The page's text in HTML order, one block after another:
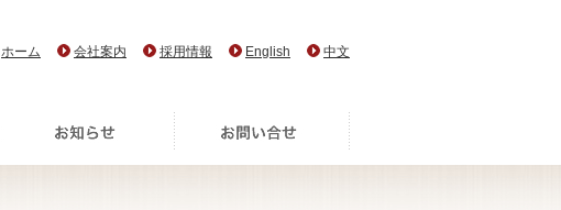
ホーム 会社案内 採用情報 English 中文